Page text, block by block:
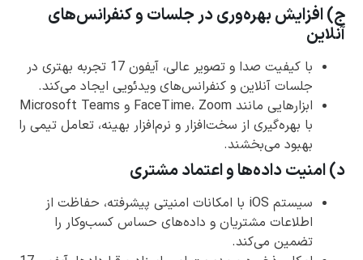
ج) افزایش بهره‌وری در جلسات و کنفرانس‌های
آنلاین
با کیفیت صدا و تصویر عالی، آیفون 17 تجربه بهتری در
جلسات آنلاین و کنفرانس‌های ویدئویی ایجاد می‌کند.
ابزارهایی مانند FaceTime، Zoom و Microsoft Teams
با بهره‌گیری از سخت‌افزار و نرم‌افزار بهینه، تعامل تیمی را
بهبود می‌بخشند.
د) امنیت داده‌ها و اعتماد مشتری
سیستم iOS با امکانات امنیتی پیشرفته، حفاظت از
اطلاعات مشتریان و داده‌های حساس کسب‌وکار را
تضمین می‌کند.